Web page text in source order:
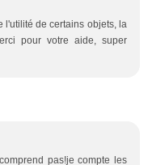
l'utilité de certains objets, la
pour votre aide, super
pas!je compte les